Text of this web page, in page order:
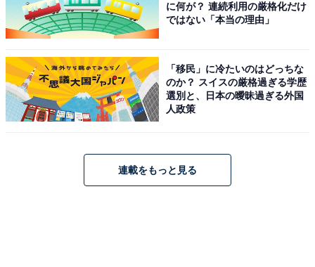
質問「友人と同じ人を好きになったらどうしたらいい？」に対する回答
より人間的な、感情に根差した質問にもこのように答え
てくれます。
哲学的な問いに答えてくれる
に何が？ 連続利用の厳格化だけ
ではない「本当の理由」
「移民」に冷たいのはどっちな
のか？ スイスの厳格過ぎる学歴
選別と、日本の曖昧過ぎる外国
人政策
連載をもっと見る